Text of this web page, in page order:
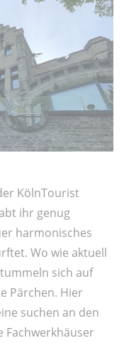
KölnTourist
ihr genug
harmonisches
Wo wie aktuell
sich auf
Pärchen. Hier
suchen an den
Fachwerkhäuser